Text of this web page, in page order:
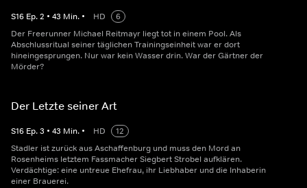
S16 Ep.2 • 43 Min. • HD
6
Der Freerunner Michael Reitmayr liegt tot in einem Pool. Als
Abschlussritual seiner täglichen Trainingseinheit war er dort
hineingesprungen. Nur war kein Wasser drin. War der Gärtner der
Mörder?
Der Letzte seiner Art
S16 Ep.3 • 43 Min. • HD
12
Stadler ist zurück aus Aschaffenburg und muss den Mord an
Rosenheims letztem Fassmacher Siegbert Strobel aufklären.
Verdächtige: eine untreue Ehefrau, ihr Liebhaber und die Inhaberin
einer Brauerei.